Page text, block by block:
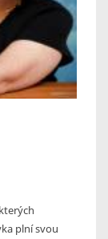
plní svou